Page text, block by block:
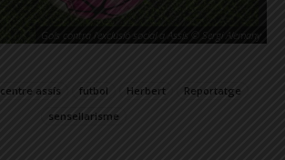
Gols contra l'exclusió social a Assís © Sergi Alemany
centre assís futbol Herbert
Reportatge
sensellarisme